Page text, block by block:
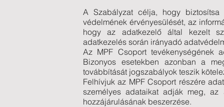
A Szabályzat célja, hogy biztosítsa
védelmének érvényesülését, az
hogy az adatkezelő által kezelt
adatkezelés során irányadó
Az MPF Csoport tevékenységének
Bizonyos esetekben azonban a
továbbítását jogszabályok teszik
Felhívjuk az MPF Csoport részére
személyes adataikat adják meg, az
hozzájárulásának beszerzése.